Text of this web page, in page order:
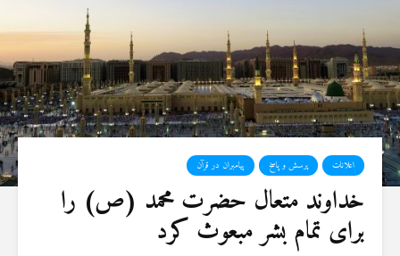
اعلانات پرسش و پاسخ پیامبران در قرآن
خداوند متعال حضرت محمد (ص) را
برای تمام بشر مبعوث کرد